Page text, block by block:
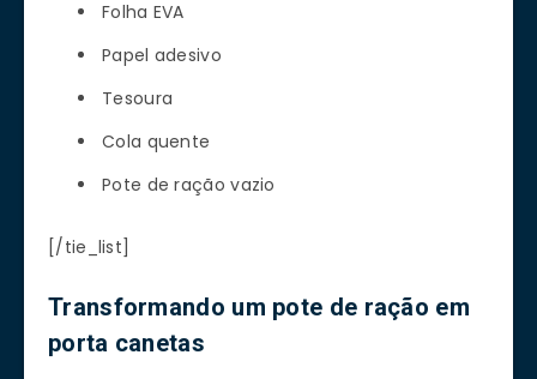
Folha EVA
Papel adesivo
Tesoura
Cola quente
Pote de ração vazio
[/tie_list]
Transformando um pote de ração em
porta canetas